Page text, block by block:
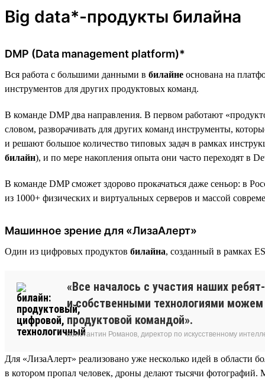
Big data*-продукты билайна
DMP (Data management platform)*
Вся работа с большими данными в билайне основана на
инструментов для других продуктовых команд.
В команде DMP два направления. В первом работают
словом, разворачивать для других команд инструменты,
и решают большое количество типовых задач в рамках
билайн), и по мере накопления опыта они часто переходят в
В команде DMP сможет здорово прокачаться даже сеньор: в
из 1000+ физических и виртуальных серверов и массой
Машинное зрение для «ЛизаАлерт»
Один из цифровых продуктов билайна, созданный в рамках
«Все началось с участия наших
и собственными технологиями можем
продуктовой командой».
Константин Романов, директор по искусственному
Для «ЛизаАлерт» реализовано уже несколько идей в
в котором пропал человек, дроны делают тысячи